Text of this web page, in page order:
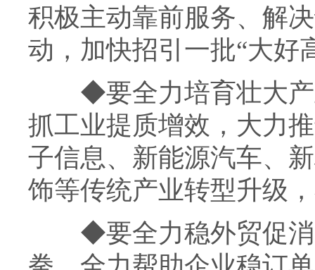
积极主动靠前服务、解
动，加快招引一批“大好
◆要全力培育壮大
抓工业提质增效，大力
子信息、新能源汽车、
饰等传统产业转型升级
◆要全力稳外贸促